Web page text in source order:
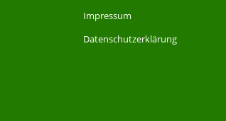
Impressum
Datenschutzerklärung